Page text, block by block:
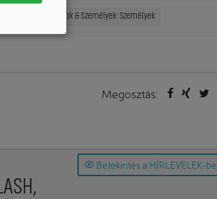
Vállalatok & Személyek: Személyek
Megosztás:
Betekintés a HÍRLEVELEK-be